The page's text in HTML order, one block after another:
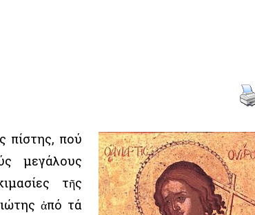
πίστης, πού
μεγάλους
τῆς
ἀπό τά